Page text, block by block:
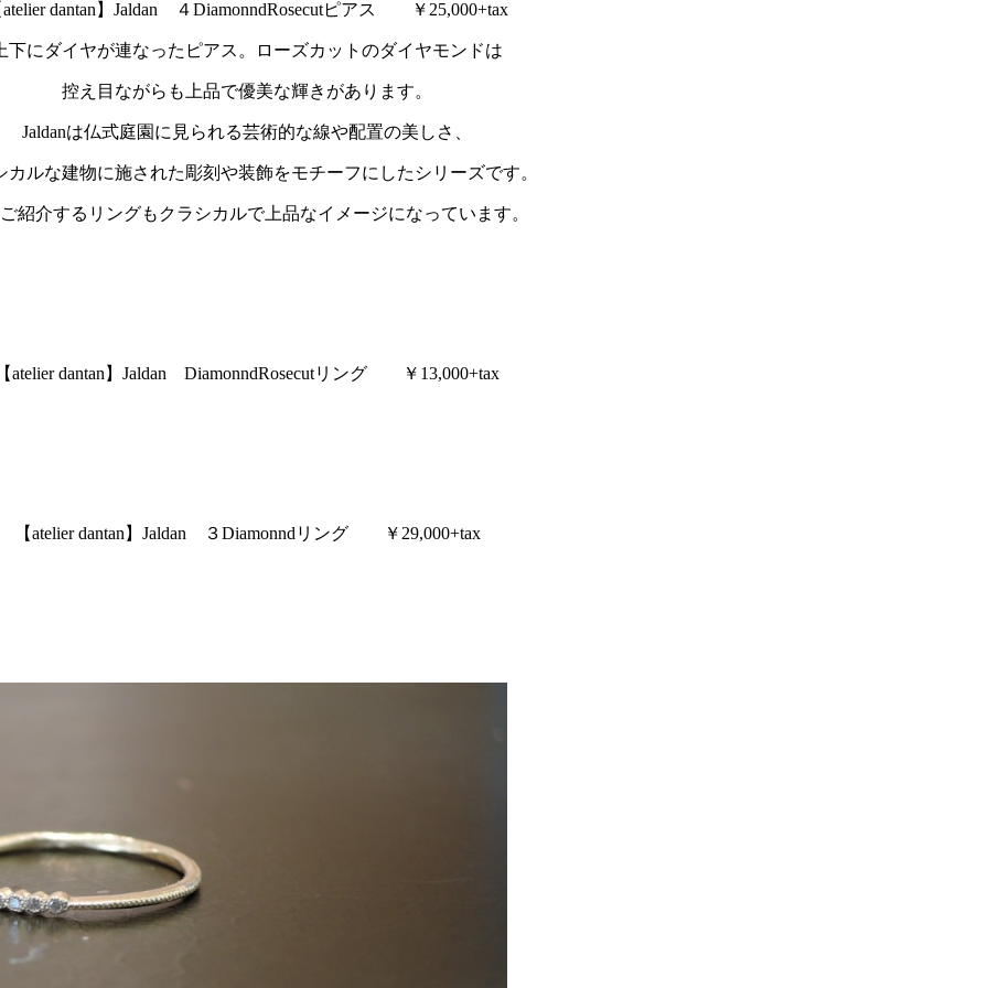
atelier dantan】Jaldan ４DiamonndRosecutピアス ￥25,000+tax
下にダイヤが連なったピアス。ローズカットのダイヤモンドは
控え目ながらも上品で優美な輝きがあります。
Jaldanは仏式庭園に見られる芸術的な線や配置の美しさ、
カルな建物に施された彫刻や装飾をモチーフにしたシリーズです。
紹介するリングもクラシカルで上品なイメージになっています。
atelier dantan】Jaldan DiamonndRosecutリング ￥13,000+tax
【atelier dantan】Jaldan ３Diamonndリング ￥29,000+tax